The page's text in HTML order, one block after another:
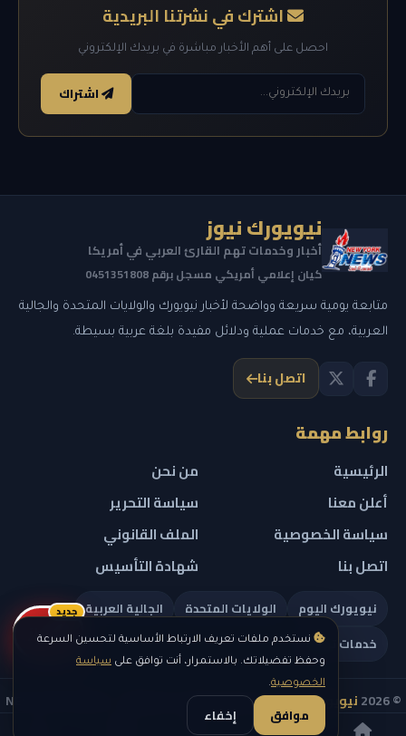
نستخدم ملفات تعريف الارتباط الأساسية لتحسين السرعة
وحفظ تفضيلاتك. بالاستمرار، أنت توافق على سياسة
الخصوصية.
موافق إخفاء
اشترك في نشرتنا البريدية
احصل على أهم الأخبار مباشرة في بريدك الإلكتروني
اشتراك
نيويورك نيوز
أخبار وخدمات تهم القارئ العربي في أمريكا
كيان إعلامي أمريكي مسجل برقم 0451351808
متابعة يومية سريعة وواضحة لأخبار نيويورك والولايات المتحدة والجالية
العربية، مع خدمات عملية ودلائل مفيدة بلغة عربية بسيطة.
اتصل بنا
روابط مهمة
الرئيسية
من نحن
أعلن معنا
سياسة التحرير
سياسة الخصوصية
الملف القانوني
اتصل بنا
شهادة التأسيس
نيويورك اليوم الولايات المتحدة
الجالية العربية
خدمات تهمك
© 2026 نيويورك نيوز
— جميع الحقوق محفوظة — NEW YORK NEWS
IN ARABIC LLC — رقم التسجيل 0451351808
ريلز
جديد